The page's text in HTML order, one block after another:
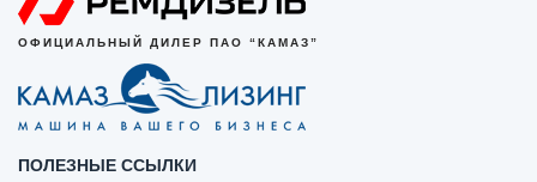
ОФИЦИАЛЬНЫЙ ДИЛЕР ПАО “КАМАЗ”
ПОЛЕЗНЫЕ ССЫЛКИ